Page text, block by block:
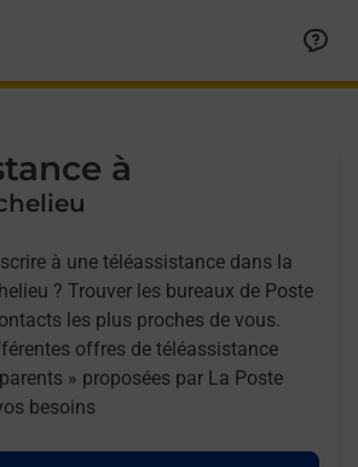
à
à une téléassistance dans la
? Trouver les bureaux de Poste
les plus proches de vous.
offres de téléassistance
» proposées par La Poste
besoins